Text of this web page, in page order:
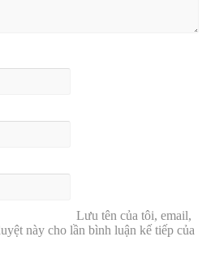
Lưu tên của tôi, email,
này cho lần bình luận kế tiếp của